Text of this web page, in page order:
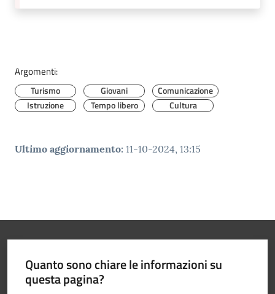
Argomenti:
Turismo Giovani
Comunicazione
Istruzione
Tempo libero Cultura
Ultimo aggiornamento: 11-10-2024, 13:15
Quanto sono chiare le informazioni su
questa pagina?